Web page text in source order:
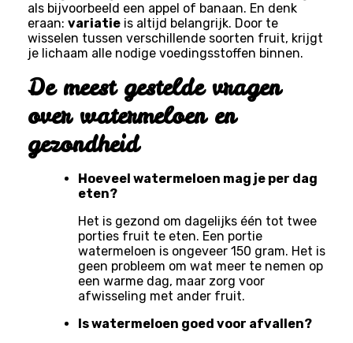
als bijvoorbeeld een appel of banaan. En denk
eraan: variatieis altijd belangrijk. Door te
wisselen tussen verschillende soorten fruit, krijgt
je lichaam alle nodige voedingsstoffen binnen.
De meest gestelde vragen
over watermeloen en
gezondheid
Hoeveel watermeloen mag je per dag
eten?
Het is gezond om dagelijks één tot twee
porties fruit te eten. Een portie
watermeloen is ongeveer 150 gram. Het is
geen probleem om wat meer te nemen op
een warme dag, maar zorg voor
afwisseling met ander fruit.
Is watermeloen goed voor afvallen?